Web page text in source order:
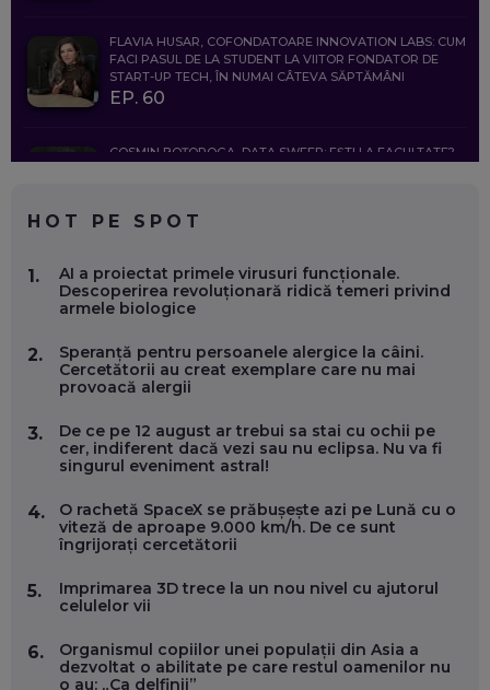
FLAVIA HUSAR, COFONDATOARE INNOVATION LABS: CUM
FACI PASUL DE LA STUDENT LA VIITOR FONDATOR DE
START-UP TECH, ÎN NUMAI CÂTEVA SĂPTĂMÂNI
EP. 60
COSMIN BOȚOROGA, DATA SWEEP: EȘTI LA FACULTATE?
FOLOSEȘTI TEHNOLOGIA CA SĂ FII MAI BUN LA JOB. ȘI CUM
SE VA SCHIMBA MUNCA, ÎN URMĂTORII ANI
EP. 58
MARIUS PAȘCULEA, COFONDATOR AL KULTH: CUM
FOLOSEȘTI TEHNOLOGIA CA SĂ ÎȚI DESCHIZI DRUMUL
EP. 57
EFICIENT VIAȚA ONLINE. ȘI CARE SUNT PRIMII PAȘI ÎNTR-O
CARIERĂ DE „HACKER CU PERMIS”
EP. 56
DOINA VÎLCEANU, CONTENTSPEED: VREI SUCCES ONLINE?
EP. 55
HOT PE SPOT
1.
AI a proiectat primele virusuri funcționale.
Descoperirea revoluționară ridică temeri privind
armele biologice
2.
Speranță pentru persoanele alergice la câini.
Cercetătorii au creat exemplare care nu mai
provoacă alergii
3.
De ce pe 12 august ar trebui sa stai cu ochii pe
cer, indiferent dacă vezi sau nu eclipsa. Nu va fi
singurul eveniment astral!
4.
O rachetă SpaceX se prăbușește azi pe Lună cu o
viteză de aproape 9.000 km/h. De ce sunt
îngrijorați cercetătorii
5.
Imprimarea 3D trece la un nou nivel cu ajutorul
celulelor vii
6.
Organismul copiilor unei populații din Asia a
dezvoltat o abilitate pe care restul oamenilor nu
o au: „Ca delfinii”